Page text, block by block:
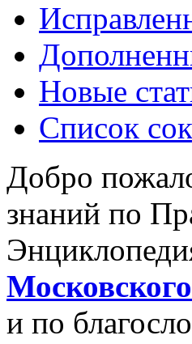
Новые
Список
Добро
знаний по
и по